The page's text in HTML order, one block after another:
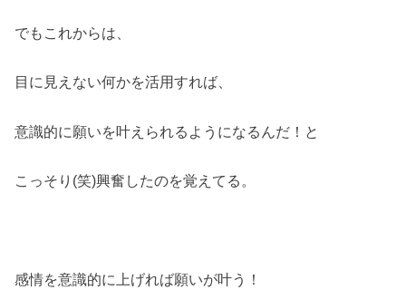
でもこれからは、
目に見えない何かを活用すれば、
意識的に願いを叶えられるようになるんだ！と
こっそり(笑)興奮したのを覚えてる。
感情を意識的に上げれば願いが叶う！